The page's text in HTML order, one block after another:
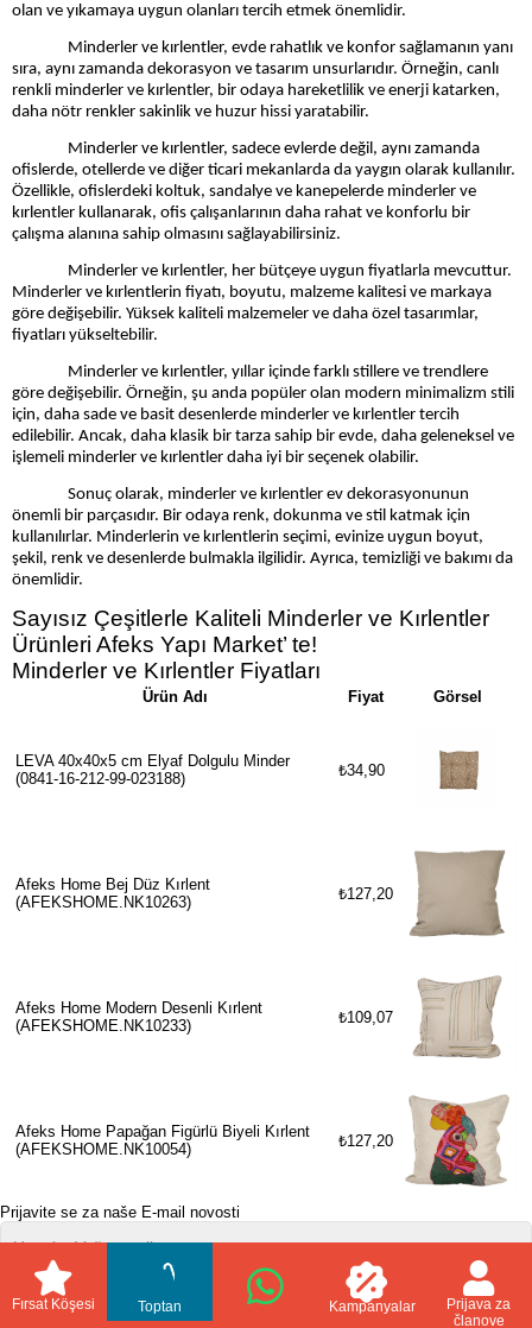
olan ve yıkamaya uygun olanları tercih etmek önemlidir.
Minderler ve kırlentler, evde rahatlık ve konfor sağlamanın yanı
sıra, aynı zamanda dekorasyon ve tasarım unsurlarıdır. Örneğin, canlı
renkli minderler ve kırlentler, bir odaya hareketlilik ve enerji katarken,
daha nötr renkler sakinlik ve huzur hissi yaratabilir.
Minderler ve kırlentler, sadece evlerde değil, aynı zamanda
ofislerde, otellerde ve diğer ticari mekanlarda da yaygın olarak kullanılır.
Özellikle, ofislerdeki koltuk, sandalye ve kanepelerde minderler ve
kırlentler kullanarak, ofis çalışanlarının daha rahat ve konforlu bir
çalışma alanına sahip olmasını sağlayabilirsiniz.
Minderler ve kırlentler, her bütçeye uygun fiyatlarla mevcuttur.
Minderler ve kırlentlerin fiyatı, boyutu, malzeme kalitesi ve markaya
göre değişebilir. Yüksek kaliteli malzemeler ve daha özel tasarımlar,
fiyatları yükseltebilir.
Minderler ve kırlentler, yıllar içinde farklı stillere ve trendlere
göre değişebilir. Örneğin, şu anda popüler olan modern minimalizm stili
için, daha sade ve basit desenlerde minderler ve kırlentler tercih
edilebilir. Ancak, daha klasik bir tarza sahip bir evde, daha geleneksel ve
işlemeli minderler ve kırlentler daha iyi bir seçenek olabilir.
Sonuç olarak, minderler ve kırlentler ev dekorasyonunun
önemli bir parçasıdır. Bir odaya renk, dokunma ve stil katmak için
kullanılırlar. Minderlerin ve kırlentlerin seçimi, evinize uygun boyut,
şekil, renk ve desenlerde bulmakla ilgilidir. Ayrıca, temizliği ve bakımı da
önemlidir.
Sayısız Çeşitlerle Kaliteli Minderler ve Kırlentler
Ürünleri Afeks Yapı Market’ te!
Minderler ve Kırlentler Fiyatları
Ürün Adı Fiyat Görsel
LEVA 40x40x5 cm Elyaf Dolgulu Minder
(0841-16-212-99-023188)
₺34,90
Afeks Home Bej Düz Kırlent
(AFEKSHOME.NK10263)
₺127,20
Afeks Home Modern Desenli Kırlent
(AFEKSHOME.NK10233)
₺109,07
Afeks Home Papağan Figürlü Biyeli Kırlent
(AFEKSHOME.NK10054)
₺127,20
Prijavite se za naše E-mail novosti
Poslati
Fırsat Köşesi Toptan Kampanyalar
Prijava za
članove